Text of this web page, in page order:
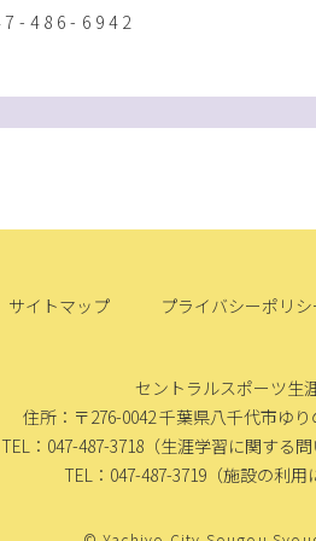
486-6942
サイトマップ プライバシーポリシ
セントラルスポーツ生
住所：〒276-0042千葉県八千代市ゆ
TEL：047-487-3718（生涯学習に関する問
TEL：047-487-3719 （施設の利